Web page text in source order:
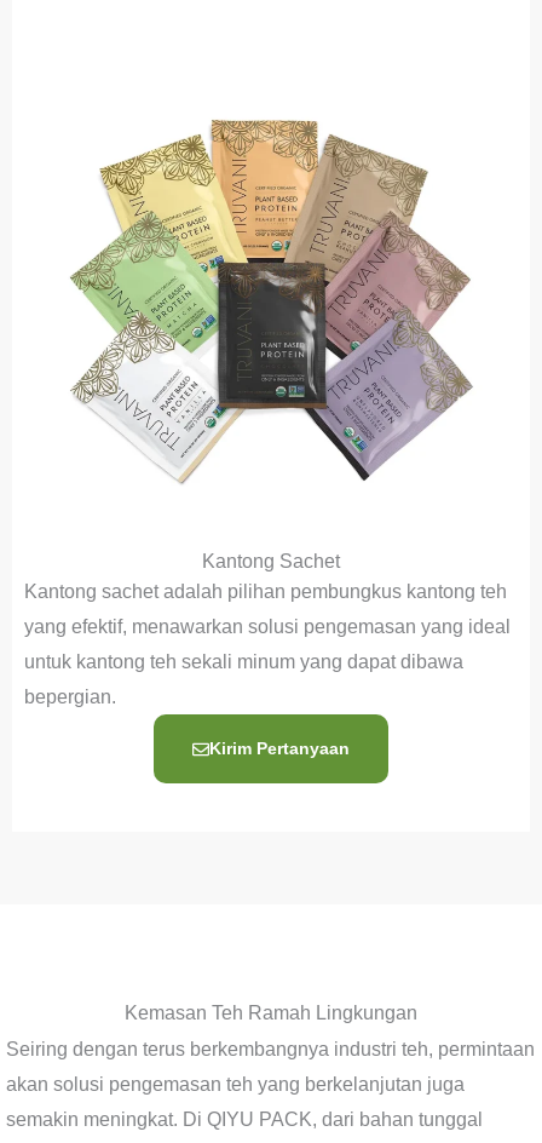
Kantong Sachet
Kantong sachet adalah pilihan pembungkus kantong teh
yang efektif, menawarkan solusi pengemasan yang ideal
untuk kantong teh sekali minum yang dapat dibawa
bepergian.
Kirim Pertanyaan
Kemasan Teh Ramah Lingkungan
Seiring dengan terus berkembangnya industri teh, permintaan
akan solusi pengemasan teh yang berkelanjutan juga
semakin meningkat. Di QIYU PACK, dari bahan tunggal